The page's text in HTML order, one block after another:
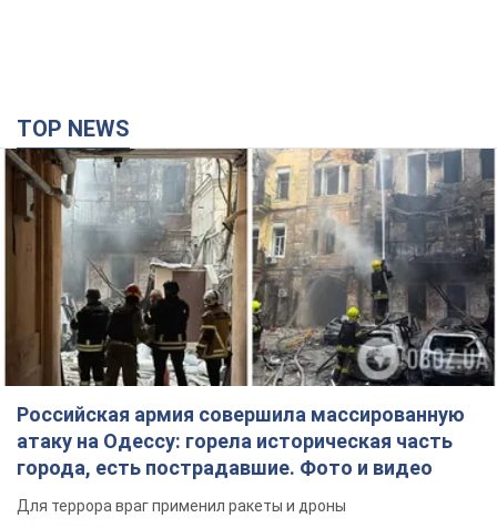
TOP NEWS
Российская армия совершила массированную
атаку на Одессу: горела историческая часть
города, есть пострадавшие. Фото и видео
Для террора враг применил ракеты и дроны